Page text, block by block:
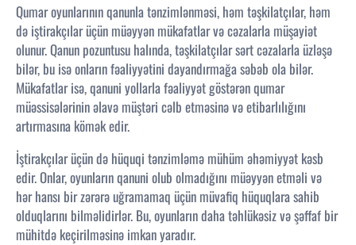
Qumar oyunlarının qanunla tənzimlənməsi, həm təşkilatçılar, həm
də iştirakçılar üçün müəyyən mükafatlar və cəzalarla müşayiət
olunur. Qanun pozuntusu halında, təşkilatçılar sərt cəzalarla üzləşə
bilər, bu isə onların fəaliyyətini dayandırmağa səbəb ola bilər.
Mükafatlar isə, qanuni yollarla fəaliyyət göstərən qumar
müəssisələrinin əlavə müştəri cəlb etməsinə və etibarlılığını
artırmasına kömək edir.
İştirakçılar üçün də hüquqi tənzimləmə mühüm əhəmiyyət kəsb
edir. Onlar, oyunların qanuni olub olmadığını müəyyən etməli və
hər hansı bir zərərə uğramamaq üçün müvafiq hüquqlara sahib
olduqlarını bilməlidirlər. Bu, oyunların daha təhlükəsiz və şəffaf bir
mühitdə keçirilməsinə imkan yaradır.